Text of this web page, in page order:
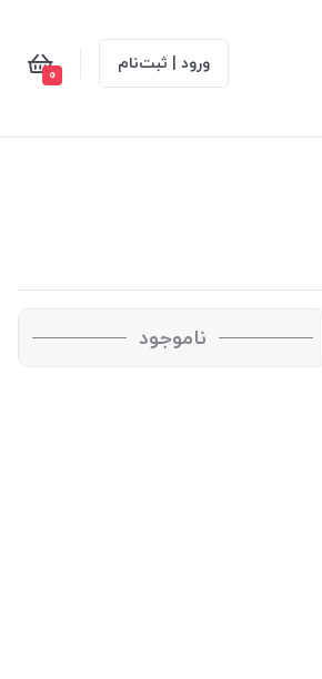
ورود | ثبت‌نام 0
ناموجود